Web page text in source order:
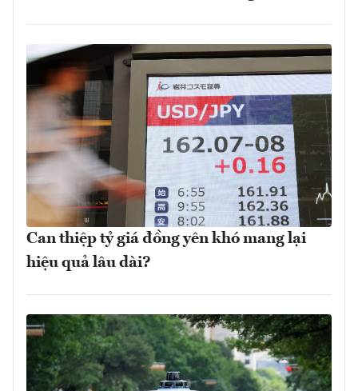
Can thiệp tỷ giá đồng yên khó mang lại
hiệu quả lâu dài?